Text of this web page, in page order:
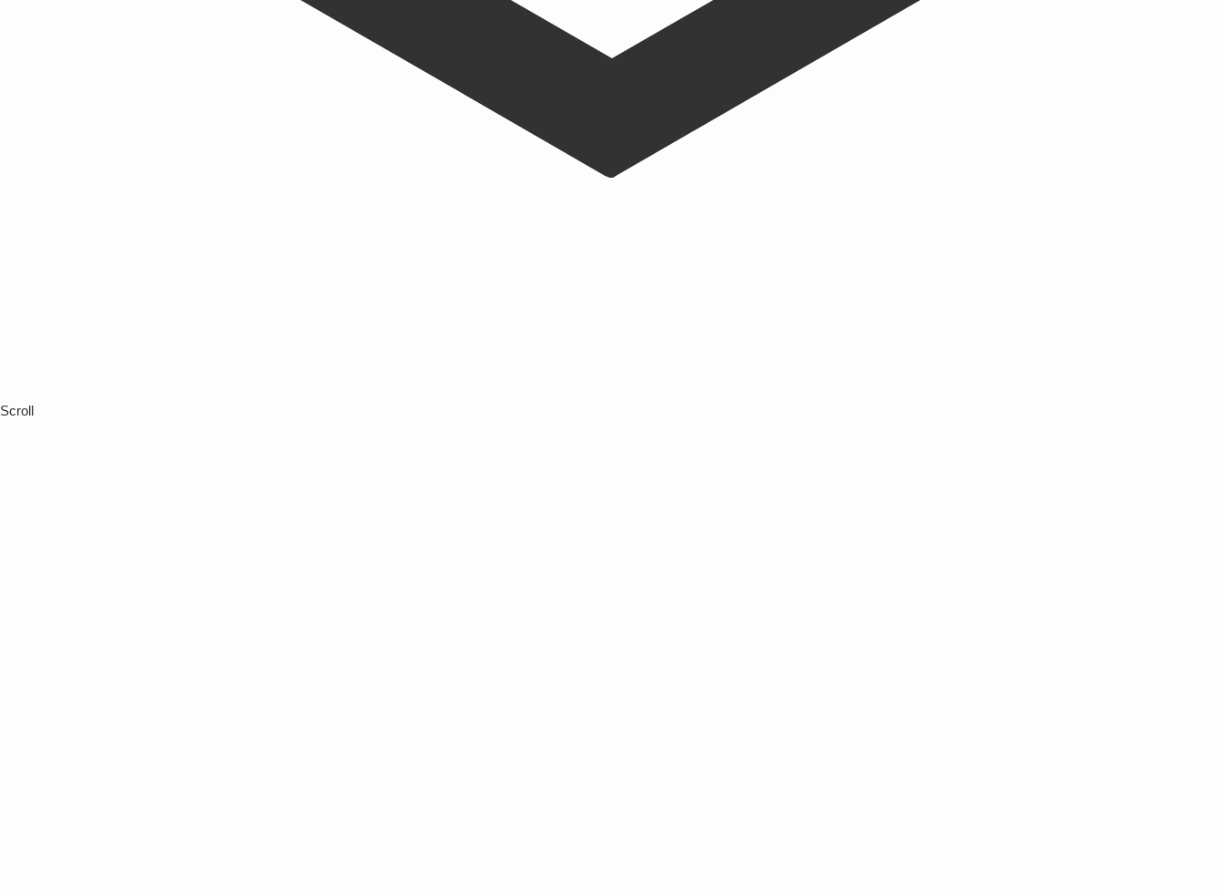
Scroll